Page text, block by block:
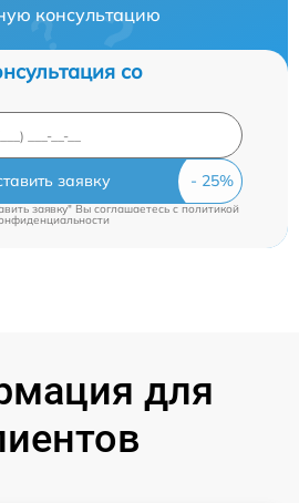
консультацию
со
заявку
заявку" Вы соглашаетесь c политикой
для